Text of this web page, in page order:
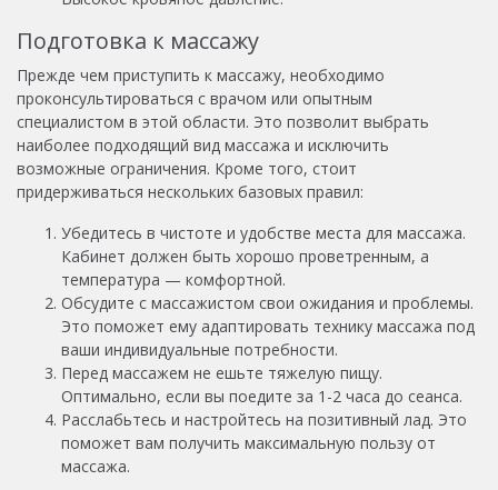
Подготовка к массажу
Прежде чем приступить к массажу, необходимо
проконсультироваться с врачом или опытным
специалистом в этой области. Это позволит выбрать
наиболее подходящий вид массажа и исключить
возможные ограничения. Кроме того, стоит
придерживаться нескольких базовых правил:
Убедитесь в чистоте и удобстве места для массажа.
Кабинет должен быть хорошо проветренным, а
температура — комфортной.
Обсудите с массажистом свои ожидания и проблемы.
Это поможет ему адаптировать технику массажа под
ваши индивидуальные потребности.
Перед массажем не ешьте тяжелую пищу.
Оптимально, если вы поедите за 1-2 часа до сеанса.
Расслабьтесь и настройтесь на позитивный лад. Это
поможет вам получить максимальную пользу от
массажа.